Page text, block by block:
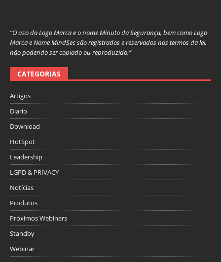
“O uso da Logo Marca e o nome Minuto da Segurança, bem como Logo
Marca e Nome MindSec são registrados e reservados nos termos da lei,
não podendo ser copiado ou reproduzido.”
CATEGORIAS
Artigos
Diario
Download
HotSpot
Leadership
LGPD & PRIVACY
Notícias
Produtos
Próximos Webinars
Standby
Webinar